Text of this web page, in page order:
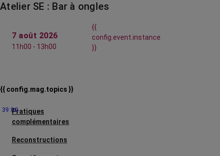
Atelier SE : Bar à ongles
7 août 2026
11h00 - 13h00
{{
config.event.instance
}}
{{ config.mag.topics }}
Pratiques
complémentaires
Reconstructions
39:00